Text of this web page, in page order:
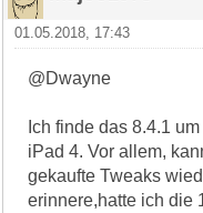
01.05.2018, 17:43
@Dwayne
Ich finde das 8.4.1
iPad 4. Vor allem,
gekaufte Tweaks
erinnere,hatte ich die